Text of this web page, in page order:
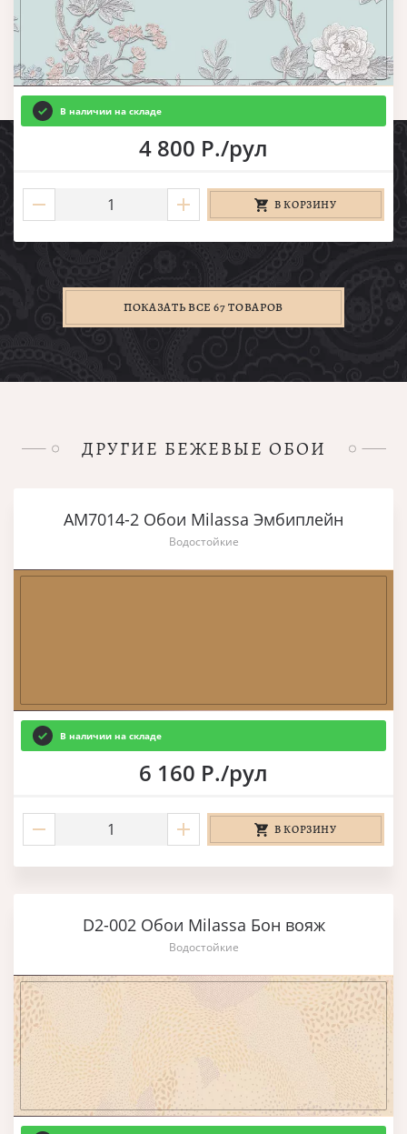
В наличии на складе
4 800 Р./рул
В КОРЗИНУ
ПОКАЗАТЬ ВСЕ 67 ТОВАРОВ
ДРУГИЕ БЕЖЕВЫЕ ОБОИ
AM7014-2 Обои Milassa Эмбиплейн
Водостойкие
В наличии на складе
6 160 Р./рул
В КОРЗИНУ
D2-002 Обои Milassa Бон вояж
Водостойкие